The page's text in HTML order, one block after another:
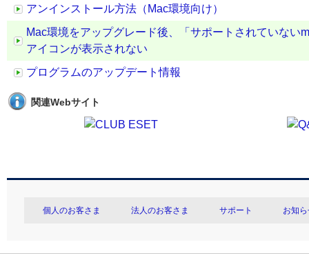
アンインストール方法（Mac環境向け）
Mac環境をアップグレード後、「サポートされていな
アイコンが表示されない
プログラムのアップデート情報
関連Webサイト
個人のお客さま 法人のお客さま サポート お知